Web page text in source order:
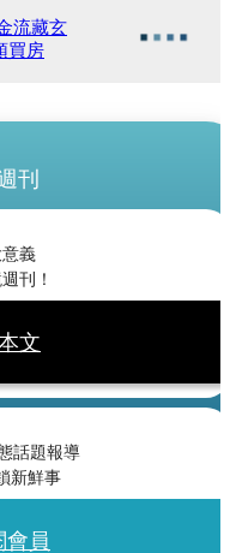
流藏玄
買房
刊
義
刊！
文
話題報導
新鮮事
會員